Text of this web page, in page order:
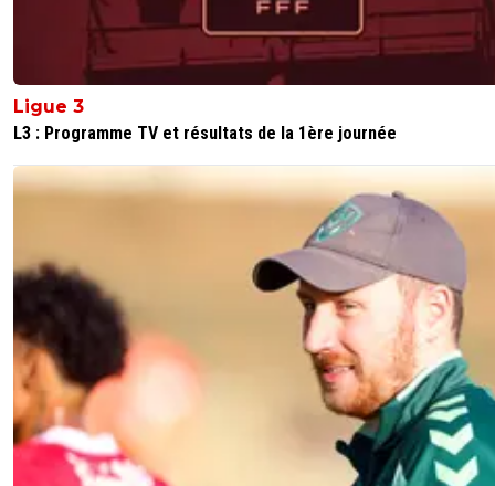
Ligue 3
L3 : Programme TV et résultats de la 1ère journée